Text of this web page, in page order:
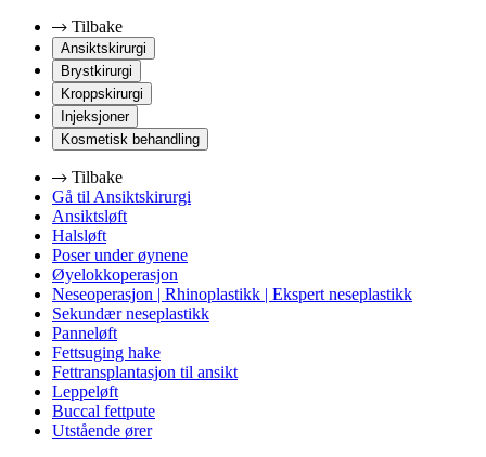
Tilbake
Ansiktskirurgi
Brystkirurgi
Kroppskirurgi
Injeksjoner
Kosmetisk behandling
Tilbake
Gå til Ansiktskirurgi
Ansiktsløft
Halsløft
Poser under øynene
Øyelokkoperasjon
Neseoperasjon | Rhinoplastikk | Ekspert neseplastikk
Sekundær neseplastikk
Panneløft
Fettsuging hake
Fettransplantasjon til ansikt
Leppeløft
Buccal fettpute
Utstående ører